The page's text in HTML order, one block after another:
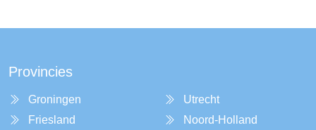
Provincies
Groningen
Friesland
Utrecht
Noord-Holland